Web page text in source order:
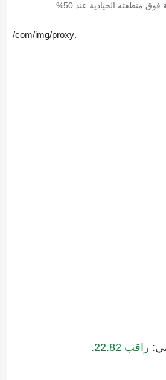
منطقته الحيادية عند 50%.
راقب 22.82.